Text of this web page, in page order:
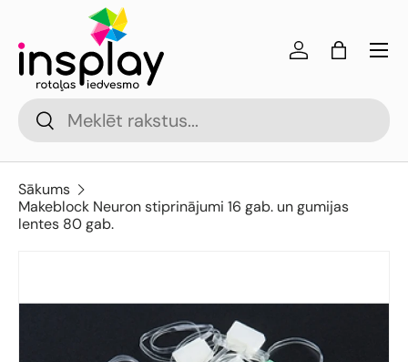
Meklēt
Meklēt
Pieslēgties
Soma
Sākums
Makeblock Neuron stiprinājumi 16 gab. un gumijas
lentes 80 gab.